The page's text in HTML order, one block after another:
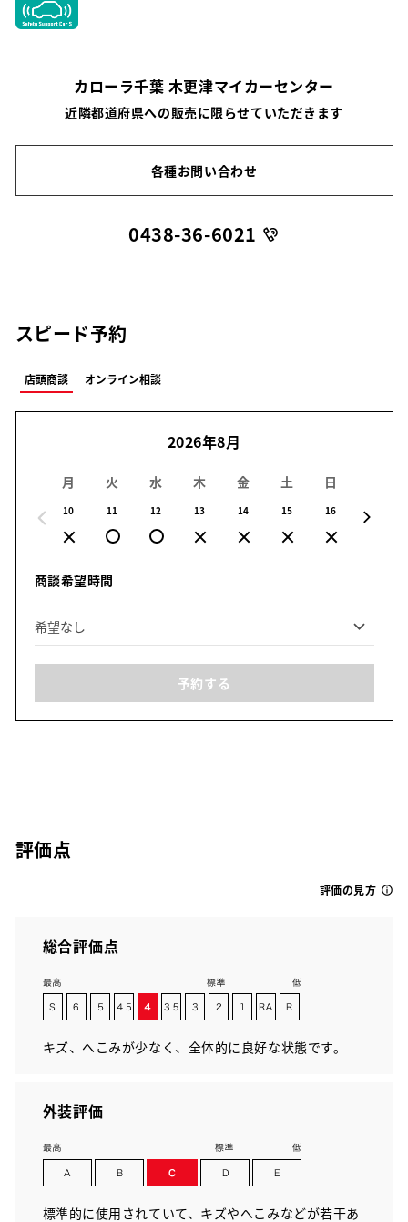
カローラ千葉 木更津マイカーセンター
近隣都道府県への販売に限らせていただきます
各種お問い合わせ
0438-36-6021
スピード予約
店頭商談 オンライン相談
2026年8月
月
10
火
11
水
12
木
13
金
14
土
15
日
16
商談希望時間
予約する
評価点
評価の見方
総合評価点
キズ、へこみが少なく、全体的に良好な状態です。
外装評価
標準的に使用されていて、キズやへこみなどが若干あ